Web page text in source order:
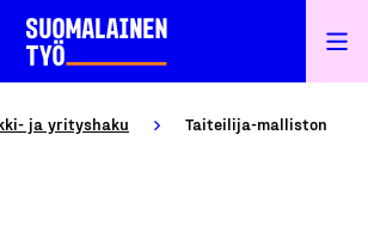
ja yrityshaku
Taiteilija-malliston